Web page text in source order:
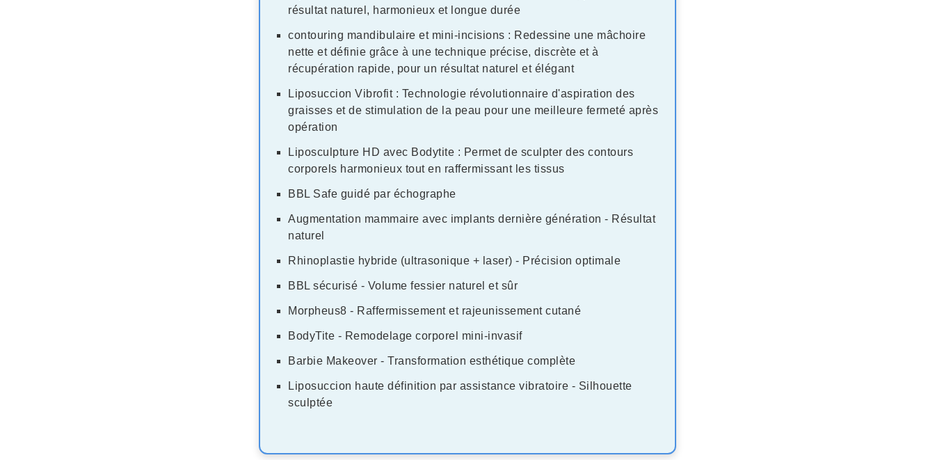
résultat naturel, harmonieux et longue durée
contouring mandibulaire et mini-incisions : Redessine une mâchoire
nette et définie grâce à une technique précise, discrète et à
récupération rapide, pour un résultat naturel et élégant
Liposuccion Vibrofit : Technologie révolutionnaire d'aspiration des
graisses et de stimulation de la peau pour une meilleure fermeté après
opération
Liposculpture HD avec Bodytite : Permet de sculpter des contours
corporels harmonieux tout en raffermissant les tissus
BBL Safe guidé par échographe
Augmentation mammaire avec implants dernière génération - Résultat
naturel
Rhinoplastie hybride (ultrasonique + laser) - Précision optimale
BBL sécurisé - Volume fessier naturel et sûr
Morpheus8 - Raffermissement et rajeunissement cutané
BodyTite - Remodelage corporel mini-invasif
Barbie Makeover - Transformation esthétique complète
Liposuccion haute définition par assistance vibratoire - Silhouette
sculptée